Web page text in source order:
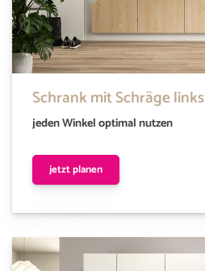
Schrank mit Schräge links
jeden Winkel optimal nutzen
jetzt planen